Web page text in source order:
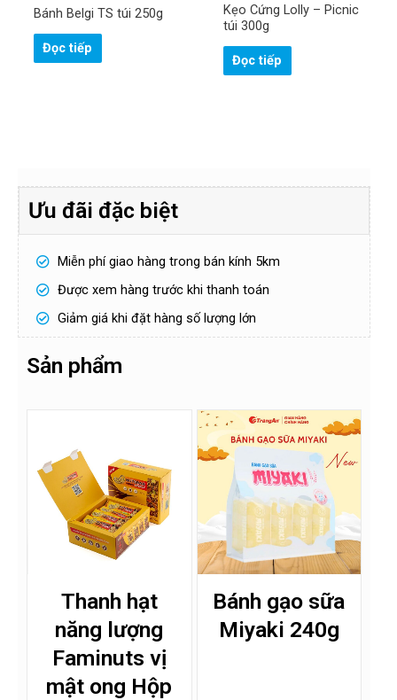
Bánh Belgi TS túi 250g
Đọc tiếp
Kẹo Cứng Lolly – Picnic
túi 300g
Đọc tiếp
Ưu đãi đặc biệt
Miễn phí giao hàng trong bán kính 5km
Được xem hàng trước khi thanh toán
Giảm giá khi đặt hàng số lượng lớn
Sản phẩm
Thanh hạt
năng lượng
Faminuts vị
mật ong Hộp
Bánh gạo sữa
Miyaki 240g